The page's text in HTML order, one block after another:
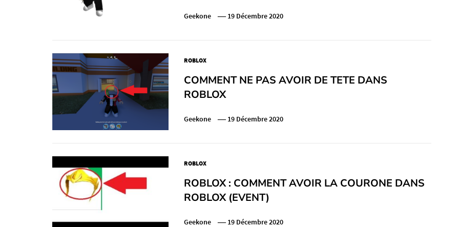
Geekone 19 Décembre 2020
ROBLOX
COMMENT NE PAS AVOIR DE TETE DANS
ROBLOX
Geekone 19 Décembre 2020
ROBLOX
ROBLOX : COMMENT AVOIR LA COURONE DANS
ROBLOX (EVENT)
Geekone 19 Décembre 2020